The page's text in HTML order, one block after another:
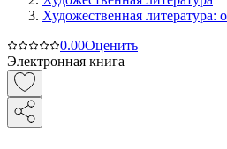
Художественная литература:
0.00Оценить
Электронная книга